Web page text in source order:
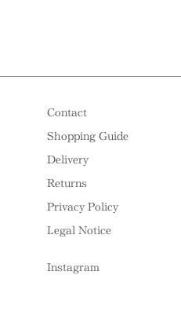
Contact
Shopping Guide
Delivery
Returns
Privacy Policy
Legal Notice
Instagram